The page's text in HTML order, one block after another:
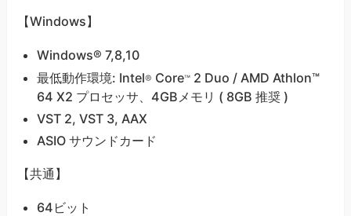
【Windows】
Windows® 7,8,10
最低動作環境: Intel® Core™2 Duo / AMD Athlon™
64 X2 プロセッサ、4GBメモリ ( 8GB 推奨 )
VST 2, VST 3, AAX
ASIO サウンドカード
【共通】
64ビット